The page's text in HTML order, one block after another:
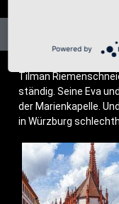
Til­man
stän­dig. Sei­ne Eva
der Mari­en­ka­pel­le.
in Würz­burg
Powered by